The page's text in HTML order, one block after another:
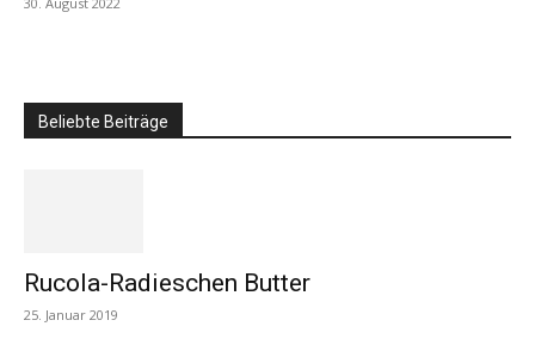
Beliebte Beiträge
Rucola-Radieschen Butter
25. Januar 2019